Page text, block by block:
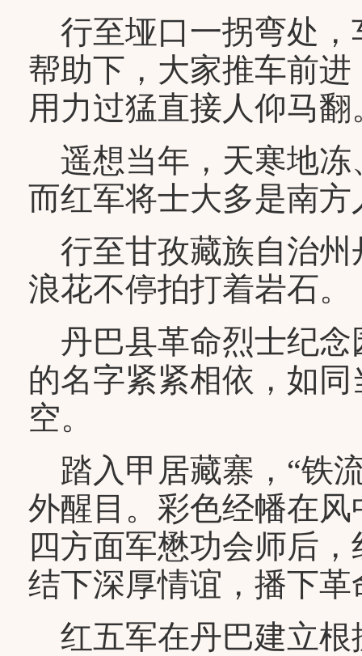
行至垭口一拐弯处，
帮助下，大家推车前
用力过猛直接人仰马翻
遥想当年，天寒地冻
而红军将士大多是南
行至甘孜藏族自治州
浪花不停拍打着岩石。
丹巴县革命烈士纪念
的名字紧紧相依，如
空。
踏入甲居藏寨，“铁
外醒目。彩色经幡在
四方面军懋功会师后
结下深厚情谊，播下革
红五军在丹巴建立根